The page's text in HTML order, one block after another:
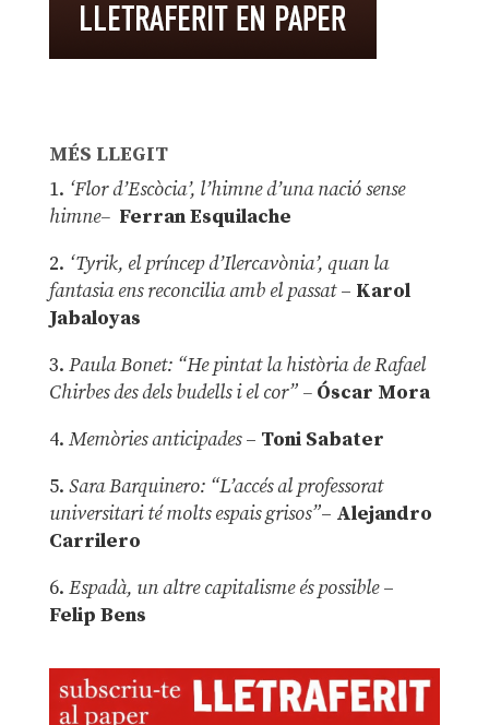
MÉS LLEGIT
1. ‘Flor d’Escòcia’, l’himne d’una nació sense
himne– Ferran Esquilache
2. ‘Tyrik, el príncep d’Ilercavònia’, quan la
fantasia ens reconcilia amb el passat– Karol
Jabaloyas
3. Paula Bonet: “He pintat la història de Rafael
Chirbes des dels budells i el cor” –Óscar Mora
4. Memòries anticipades– Toni Sabater
5. Sara Barquinero: “L’accés al professorat
universitari té molts espais grisos”– Alejandro
Carrilero
6. Espadà, un altre capitalisme és possible –
Felip Bens